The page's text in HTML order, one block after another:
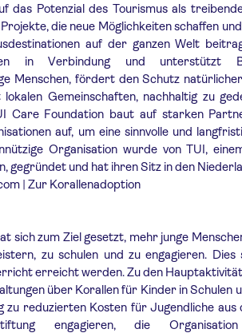
das Potenzial des Tourismus als
die neue Möglichkeiten schaffen
auf der ganzen Welt
in Verbindung und unterstützt
Menschen, fördert den Schutz
Gemeinschaften, nachhaltig zu
Care Foundation baut auf starken
auf, um eine sinnvolle und
Organisation wurde von TUI,
gegründet und hat ihren Sitz in den
| Zur Korallenadoption
sich zum Ziel gesetzt, mehr junge
zu schulen und zu engagieren.
erreicht werden. Zu den
über Korallen für Kinder in Schulen
reduzierten Kosten für Jugendliche aus
engagieren, die Organisation